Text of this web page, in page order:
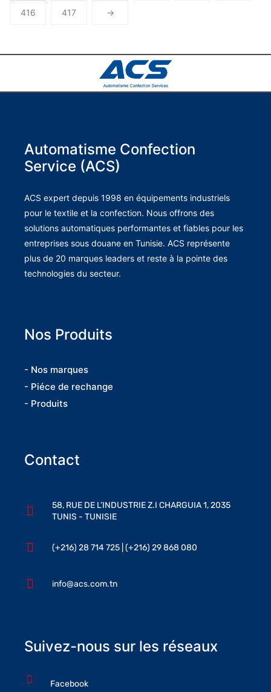
416 417 →
Automatisme Confection
Service (ACS)
ACS expert depuis 1998 en équipements industriels
pour le textile et la confection. Nous offrons des
solutions automatiques performantes et fiables pour les
entreprises sous douane en Tunisie. ACS représente
plus de 20 marques leaders et reste à la pointe des
technologies du secteur.
Nos Produits
- Nos marques
- Piéce de rechange
- Produits
Contact
58, RUE DE L’INDUSTRIE Z.I CHARGUIA 1, 2035
TUNIS - TUNISIE
(+216) 28 714 725 | (+216) 29 868 080
info@acs.com.tn
Suivez-nous sur les réseaux
Facebook